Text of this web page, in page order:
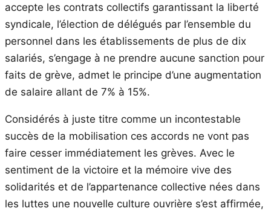
accepte les contrats collectifs garantissant la liberté
syndicale, l’élection de délégués par l’ensemble du
personnel dans les établissements de plus de dix
salariés, s’engage à ne prendre aucune sanction pour
faits de grève, admet le principe d’une augmentation
de salaire allant de 7% à 15%.
Considérés à juste titre comme un incontestable
succès de la mobilisation ces accords ne vont pas
faire cesser immédiatement les grèves. Avec le
sentiment de la victoire et la mémoire vive des
solidarités et de l’appartenance collective nées dans
les luttes une nouvelle culture ouvrière s’est affirmée,